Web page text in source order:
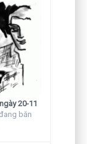
20-11
băn